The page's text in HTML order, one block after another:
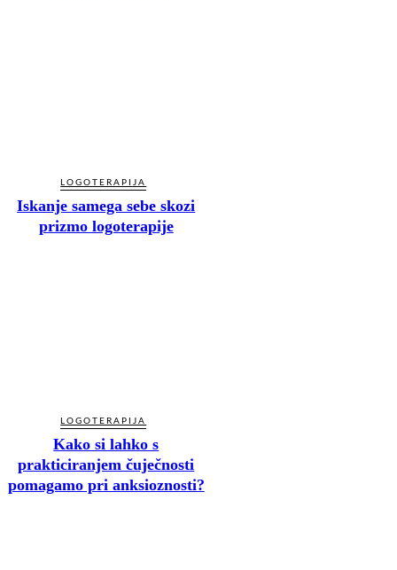
LOGOTERAPIJA
Iskanje samega sebe skozi
prizmo logoterapije
LOGOTERAPIJA
Kako si lahko s
prakticiranjem čuječnosti
pomagamo pri anksioznosti?